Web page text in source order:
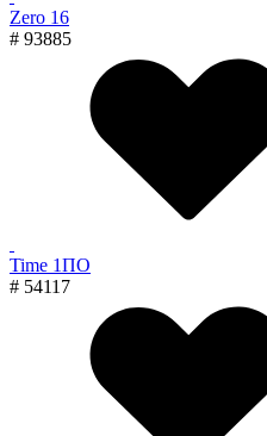
Zero 16
# 93885
Time 1ПО
# 54117